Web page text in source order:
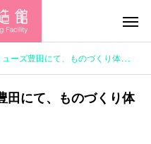
ズ豊田にて、ものづくり体験開催♪
田にて、ものづくり体